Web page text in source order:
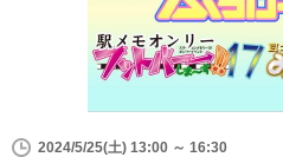
2024/5/25(土) 13:00 ～ 16:30